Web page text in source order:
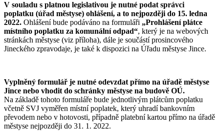
V souladu s platnou legislativou je nutné podat správci
poplatku (úřad městyse) ohlášení, a to nejpozději do 15. ledna
2022. Ohlášení bude podáváno na formuláři „Prohlášení plátce
místního poplatku za komunální odpad“, který je na webových
stránkách městyse (viz příloha), dále je součástí prosincového
Jineckého zpravodaje, je také k dispozici na Úřadu městyse Jince.
Vyplněný formulář je nutné odevzdat přímo na úřadě městyse
Jince nebo vhodit do schránky městyse na budově OÚ.
Na základě tohoto formuláře bude jednotlivým plátcům poplatku
včetně SVJ vyměřen místní poplatek, který uhradí bankovním
převodem nebo v hotovosti, případně platební kartou přímo na úřadě
městyse nejpozději do 31. 1. 2022.